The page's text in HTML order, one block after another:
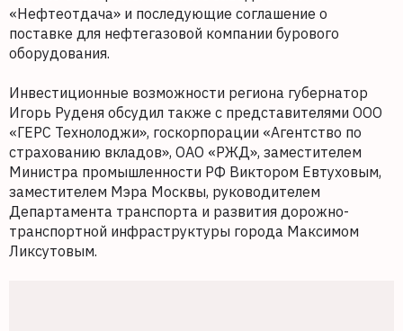
«Нефтеотдача» и последующие соглашение о
поставке для нефтегазовой компании бурового
оборудования.
Инвестиционные возможности региона губернатор
Игорь Руденя обсудил также с представителями ООО
«ГЕРС Технолоджи», госкорпорации «Агентство по
страхованию вкладов», ОАО «РЖД», заместителем
Министра промышленности РФ Виктором Евтуховым,
заместителем Мэра Москвы, руководителем
Департамента транспорта и развития дорожно-
транспортной инфраструктуры города Максимом
Ликсутовым.